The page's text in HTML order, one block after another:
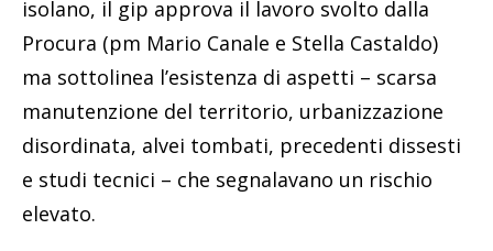
isolano, il gip approva il lavoro svolto dalla
Procura (pm Mario Canale e Stella Castaldo)
ma sottolinea l’esistenza di aspetti – scarsa
manutenzione del territorio, urbanizzazione
disordinata, alvei tombati, precedenti dissesti
e studi tecnici – che segnalavano un rischio
elevato.